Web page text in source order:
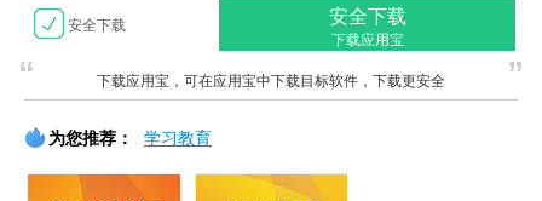
安全下载 安全下载
下载应用宝
下载应用宝，可在应用宝中下载目标软件，下载更安全
为您推荐： 学习教育